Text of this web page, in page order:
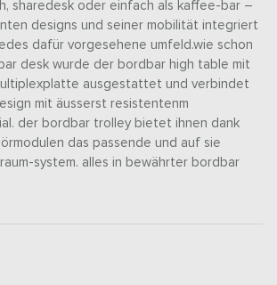
sharedesk oder einfach als kaffee-bar –
designs und seiner mobilität integriert
dafür vorgesehene umfeld.wie schon
desk wurde der bordbar high table mit
ausgestattet und verbindet
mit äusserst resistentenm
der bordbar trolley bietet ihnen dank
das passende und auf sie
system. alles in bewährter bordbar